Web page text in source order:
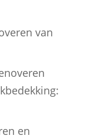
van
en